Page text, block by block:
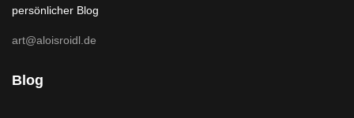
persönlicher Blog
art@aloisroidl.de
Blog